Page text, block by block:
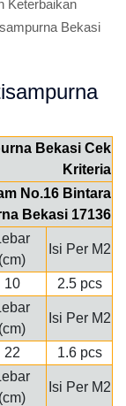
Keterbaikan
Bekasi
Bekasi Cek
Kriteria
No.16 Bintara
Bekasi 17136
(cm)
Isi Per M2
10
2.5 pcs
(cm)
Isi Per M2
22
1.6 pcs
(cm)
Isi Per M2